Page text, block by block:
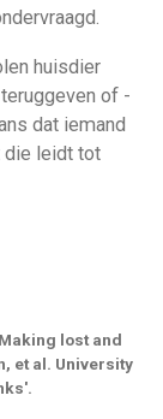
huisdier
of -
dat iemand
die leidt tot
lost and
et al. University